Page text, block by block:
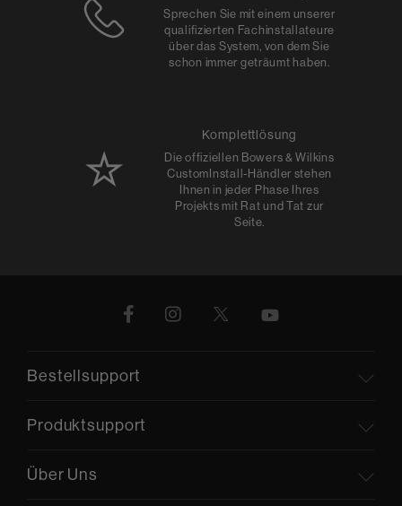
Sprechen Sie mit einem unserer
qualifizierten Fachinstallateure
über das System, von dem Sie
schon immer geträumt haben.
Komplettlösung
Die offiziellen Bowers & Wilkins
CustomInstall-Händler stehen
Ihnen in jeder Phase Ihres
Projekts mit Rat und Tat zur
Seite.
Bestellsupport
Produktsupport
Über Uns